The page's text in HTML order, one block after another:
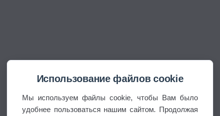
Использование файлов cookie
Мы используем файлы cookie, чтобы Вам было
удобнее пользоваться нашим сайтом. Продолжая